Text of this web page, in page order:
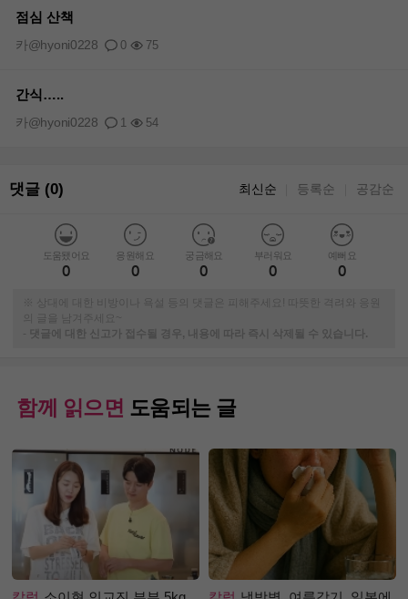
점심 산책
0 75
카@hyoni0228
간식…..
1 54
카@hyoni0228
댓글 (0) 최신순 등록순 공감순
도움됐어요
0
응원해요
0
궁금해요
0
부러워요
0
예뻐요
0
※ 상대에 대한 비방이나 욕설 등의 댓글은 피해주세요! 따뜻한 격려와 응원
의 글을 남겨주세요~
-
댓글에 대한 신고가 접수될 경우, 내용에 따라 즉시 삭제될 수 있습니다.
함께 읽으면 도움되는 글